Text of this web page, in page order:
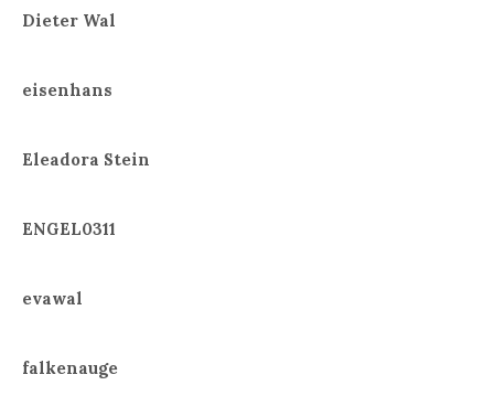
Dieter Wal
eisenhans
Eleadora Stein
ENGEL0311
evawal
falkenauge